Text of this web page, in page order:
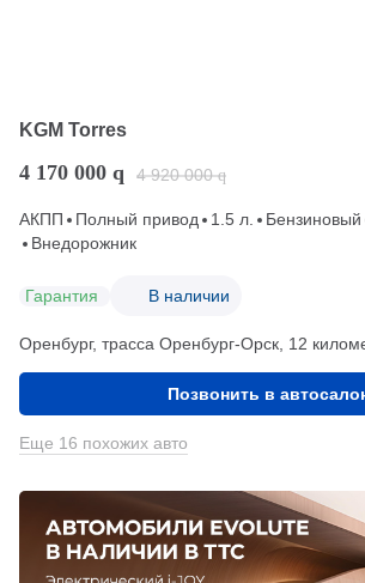
KGM Torres
4 170 000 q 4 920 000 q
АКПП Полный привод 1.5 л. Бензиновый
Внедорожник
Гарантия В наличии
Оренбург, трасса Оренбург-Орск, 12
Позвонить в
Еще 16 похожих авто